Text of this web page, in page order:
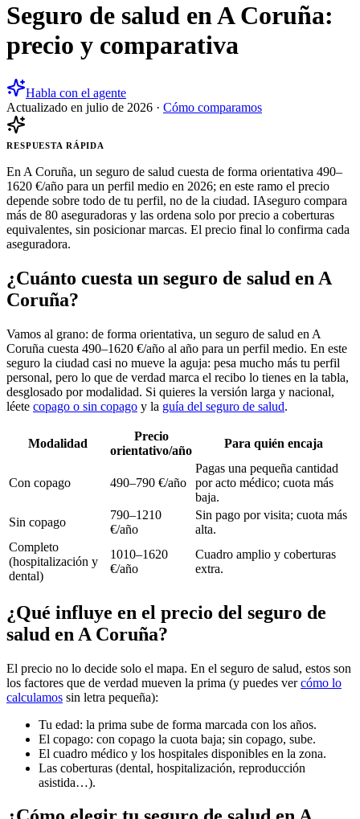
Seguro de salud en A Coruña:
precio y comparativa
Habla con el agente
Actualizado en julio de 2026 · Cómo comparamos
RESPUESTA RÁPIDA
En A Coruña, un seguro de salud cuesta de forma orientativa 490–
1620 €/año para un perfil medio en 2026; en este ramo el precio
depende sobre todo de tu perfil, no de la ciudad. IAseguro compara
más de 80 aseguradoras y las ordena solo por precio a coberturas
equivalentes, sin posicionar marcas. El precio final lo confirma cada
aseguradora.
¿Cuánto cuesta un seguro de salud en A
Coruña?
Vamos al grano: de forma orientativa, un seguro de salud en A
Coruña cuesta 490–1620 €/año al año para un perfil medio. En este
seguro la ciudad casi no mueve la aguja: pesa mucho más tu perfil
personal, pero lo que de verdad marca el recibo lo tienes en la tabla,
desglosado por modalidad. Si quieres la versión larga y nacional,
léete copago o sin copago y la guía del seguro de salud.
Modalidad
Precio
orientativo/año
Para quién encaja
Con copago 490–790 €/año
Pagas una pequeña cantidad
por acto médico; cuota más
baja.
Sin copago
790–1210
€/año
Sin pago por visita; cuota más
alta.
Completo
(hospitalización y
dental)
1010–1620
€/año
Cuadro amplio y coberturas
extra.
¿Qué influye en el precio del seguro de
salud en A Coruña?
El precio no lo decide solo el mapa. En el seguro de salud, estos son
los factores que de verdad mueven la prima (y puedes vercómo lo
calculamos sin letra pequeña):
Tu edad: la prima sube de forma marcada con los años.
El copago: con copago la cuota baja; sin copago, sube.
El cuadro médico y los hospitales disponibles en la zona.
Las coberturas (dental, hospitalización, reproducción
asistida…).